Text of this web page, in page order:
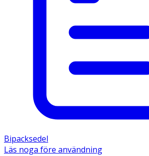
Bipacksedel
Läs noga före användning